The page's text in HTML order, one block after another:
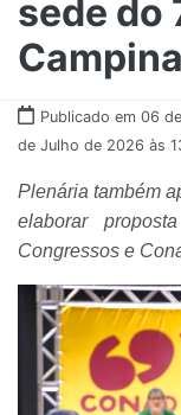
sede do
Publicado em 06
de Julho de 2026 às
Plenária também
elaborar
Congressos e